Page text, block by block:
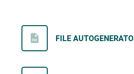
FILE AUTOGENERATO